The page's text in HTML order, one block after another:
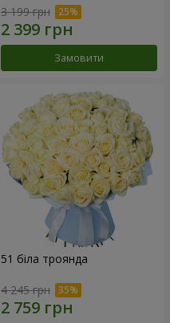
3 199 грн
Замовити
51 біла троянда
4 245 грн